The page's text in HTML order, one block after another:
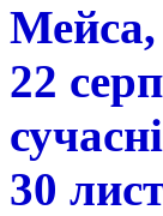
Мейса,
22
30